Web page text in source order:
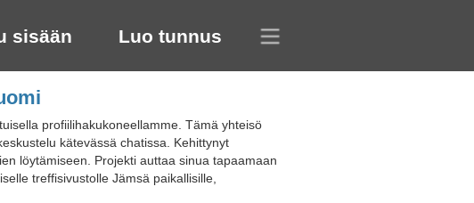
sisään Luo tunnus
profiilihakukoneellamme. Tämä yhteisö
kätevässä chatissa. Kehittynyt
löytämiseen. Projekti auttaa sinua tapaamaan
treffisivustolle Jämsä paikallisille,